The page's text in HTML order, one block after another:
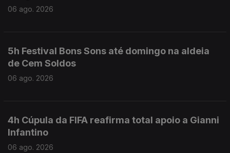
06 ago. 2026
5h Festival Bons Sons até domingo na aldeia
de Cem Soldos
06 ago. 2026
4h Cúpula da FIFA reafirma total apoio a Gianni
Infantino
06 ago. 2026